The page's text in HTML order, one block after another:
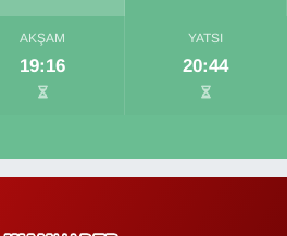
AKŞAM
19:16
YATSI
20:44